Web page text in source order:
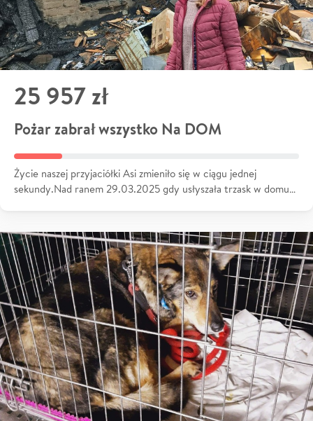
25 957 zł
Pożar zabrał wszystko Na DOM
Życie naszej przyjaciółki Asi zmieniło się w ciągu jednej
sekundy.Nad ranem 29.03.2025 gdy usłyszała trzask w domu…